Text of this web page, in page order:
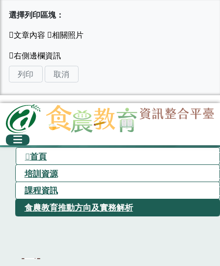
選擇列印區塊：
列印 取消
首頁
培訓資源
課程資訊
食農教育推動方向及實務解析